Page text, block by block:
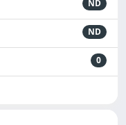
ND
ND
0